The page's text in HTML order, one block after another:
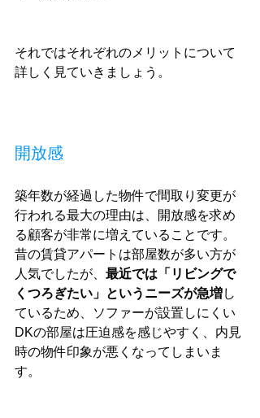
それではそれぞれのメリットについて
詳しく見ていきましょう。
開放感
築年数が経過した物件で間取り変更が
行われる最大の理由は、開放感を求め
る顧客が非常に増えていることです。
昔の賃貸アパートは部屋数が多い方が
人気でしたが、 最近では「リビングで
くつろぎたい」というニーズが急増し
ているため、ソファーが設置しにくい
DKの部屋は圧迫感を感じやすく、内見
時の物件印象が悪くなってしまいま
す。